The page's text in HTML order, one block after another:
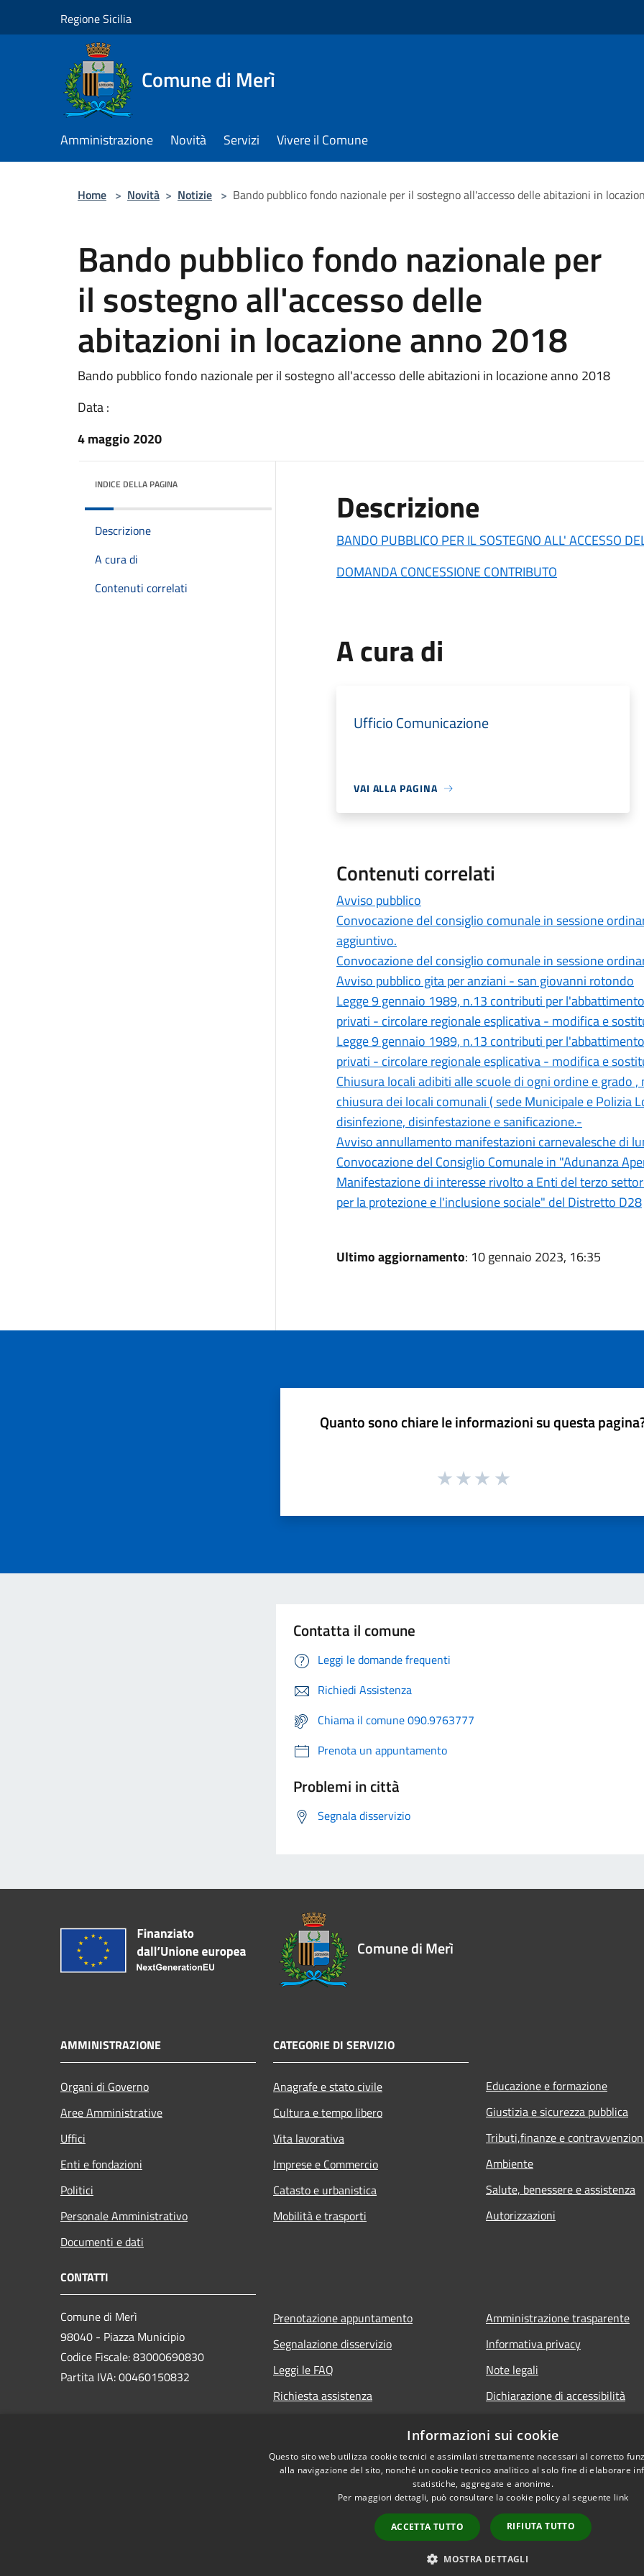
Regione Sicilia
Comune di Merì
Amministrazione Novità Servizi Vivere il Comune
Home > Novità > Notizie > Bando pubblico fondo nazionale per il sostegno all'accesso delle abitazioni in
Bando pubblico fondo nazionale per
il sostegno all'accesso delle
abitazioni in locazione anno 2018
Bando pubblico fondo nazionale per il sostegno all'accesso delle abitazioni in locazione anno 2018
Data :
4 maggio 2020
INDICE DELLA PAGINA
Descrizione
A cura di
Contenuti correlati
Descrizione
BANDO PUBBLICO PER IL SOSTEGNO ALL' ACCESSO
DOMANDA CONCESSIONE CONTRIBUTO
A cura di
Ufficio Comunicazione
VAI ALLA PAGINA
Contenuti correlati
Avviso pubblico
Convocazione del consiglio comunale in sessione
aggiuntivo.
Convocazione del consiglio comunale in sessione
Avviso pubblico gita per anziani - san giovanni rotondo
Legge 9 gennaio 1989, n.13 contributi per
privati - circolare regionale esplicativa - modifica e
Legge 9 gennaio 1989, n.13 contributi per
privati - circolare regionale esplicativa - modifica e
Chiusura locali adibiti alle scuole di ogni ordine e grado
chiusura dei locali comunali ( sede Municipale e Polizia
disinfezione, disinfestazione e sanificazione.-
Avviso annullamento manifestazioni carnevalesche di
Convocazione del Consiglio Comunale in "Adunanza
Manifestazione di interesse rivolto a Enti del terzo
per la protezione e l'inclusione sociale" del Distretto D28
Ultimo aggiornamento: 10 gennaio 2023, 16:35
Quanto sono chiare le informazioni su questa
Contatta il comune
Leggi le domande frequenti
Richiedi Assistenza
Chiama il comune 090.9763777
Prenota un appuntamento
Problemi in città
Segnala disservizio
Comune di Merì
AMMINISTRAZIONE
Organi di Governo
Aree Amministrative
Uffici
Enti e fondazioni
Politici
Personale Amministrativo
Documenti e dati
CATEGORIE DI SERVIZIO
Anagrafe e stato civile
Cultura e tempo libero
Vita lavorativa
Imprese e Commercio
Catasto e urbanistica
Mobilità e trasporti
Educazione e formazione
Giustizia e sicurezza pubblica
Tributi,finanze e
Ambiente
Salute, benessere e assistenza
Autorizzazioni
CONTATTI
Comune di Merì
98040 - Piazza Municipio
Codice Fiscale: 83000690830
Partita IVA: 00460150832
Prenotazione appuntamento
Segnalazione disservizio
Leggi le FAQ
Richiesta assistenza
Amministrazione trasparente
Informativa privacy
Note legali
Dichiarazione di accessibilità
Copyright © 2026 •
Informazioni sui cookie
Questo sito web utilizza cookie tecnici e assimilati strettamente necessari al corretto
alla navigazione del sito, nonché un cookie tecnico analitico al solo fine di elaborare
statistiche, aggregate e anonime.
Per maggiori dettagli, può consultare la cookie policy al seguente link
ACCETTA TUTTO RIFIUTA TUTTO
MOSTRA DETTAGLI